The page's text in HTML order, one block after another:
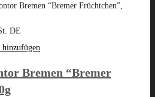
DE
Bremen “Bremer